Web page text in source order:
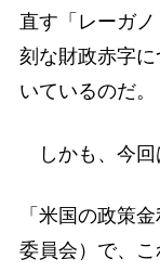
直す「レーガ
刻な財政赤字
いているのだ。
しかも、今回
「米国の政策
委員会）で、